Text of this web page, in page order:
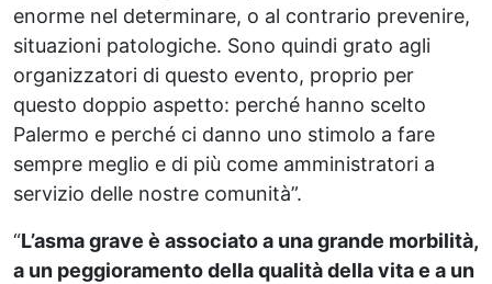
enorme nel determinare, o al contrario prevenire,
situazioni patologiche. Sono quindi grato agli
organizzatori di questo evento, proprio per
questo doppio aspetto: perché hanno scelto
Palermo e perché ci danno uno stimolo a fare
sempre meglio e di più come amministratori a
servizio delle nostre comunità”.
“L’asma grave è associato a una grande morbilità,
a un peggioramento della qualità della vita e a un